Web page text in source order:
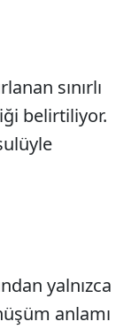
sınırlı
belirtiliyor.
yalnızca
anlamı